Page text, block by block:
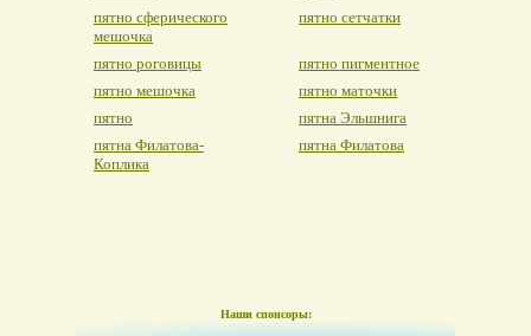
пятно сферического
мешочка
пятно сетчатки
пятно роговицы
пятно пигментное
пятно мешочка
пятно маточки
пятно
пятна Эльшнига
пятна Филатова-
Коплика
пятна Филатова
Наши спонсоры: